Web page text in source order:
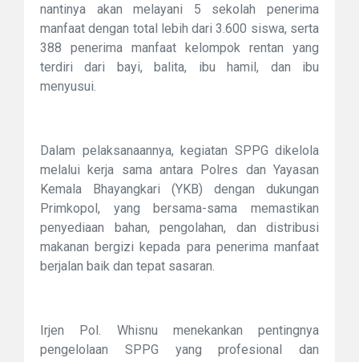
nantinya akan melayani 5 sekolah penerima
manfaat dengan total lebih dari 3.600 siswa, serta
388 penerima manfaat kelompok rentan yang
terdiri dari bayi, balita, ibu hamil, dan ibu
menyusui.
Dalam pelaksanaannya, kegiatan SPPG dikelola
melalui kerja sama antara Polres dan Yayasan
Kemala Bhayangkari (YKB) dengan dukungan
Primkopol, yang bersama-sama memastikan
penyediaan bahan, pengolahan, dan distribusi
makanan bergizi kepada para penerima manfaat
berjalan baik dan tepat sasaran.
Irjen Pol. Whisnu menekankan pentingnya
pengelolaan SPPG yang profesional dan